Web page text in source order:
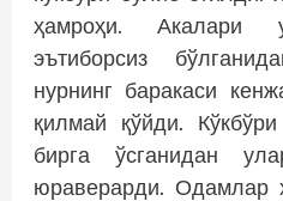
ҳамроҳи. Акалари
эътиборсиз
нурнинг баракаси
қилмай қўйди.
бирга ўсганидан
юраверарди. Одамлар